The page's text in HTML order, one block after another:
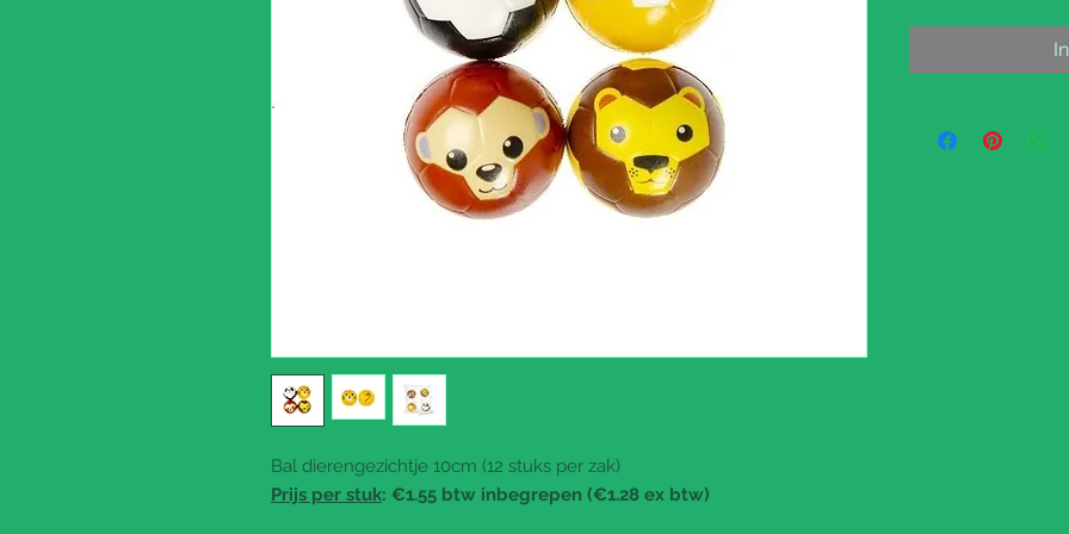
Bal dierengezichtje 10cm (12 stuks per zak)
Prijs per stuk: €1.55 btw inbegrepen (€1.28 ex btw)